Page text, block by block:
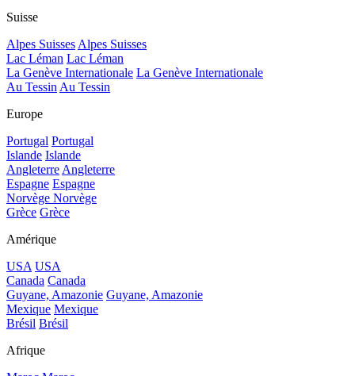
Suisse
Alpes Suisses Alpes Suisses
Lac Léman Lac Léman
La Genève Internationale La Genève Internationale
Au Tessin Au Tessin
Europe
Portugal Portugal
Islande Islande
Angleterre Angleterre
Espagne Espagne
Norvège Norvège
Grèce Grèce
Amérique
USA USA
Canada Canada
Guyane, Amazonie Guyane, Amazonie
Mexique Mexique
Brésil Brésil
Afrique